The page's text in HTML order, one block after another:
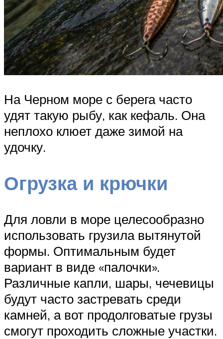
На Черном море с берега часто
удят такую рыбу, как кефаль. Она
неплохо клюет даже зимой на
удочку.
Огрузка и крючки
Для ловли в море целесообразно
использовать грузила вытянутой
формы. Оптимальным будет
вариант в виде «палочки».
Различные капли, шары, чечевицы
будут часто застревать среди
камней, а вот продолговатые грузы
смогут проходить сложные участки.